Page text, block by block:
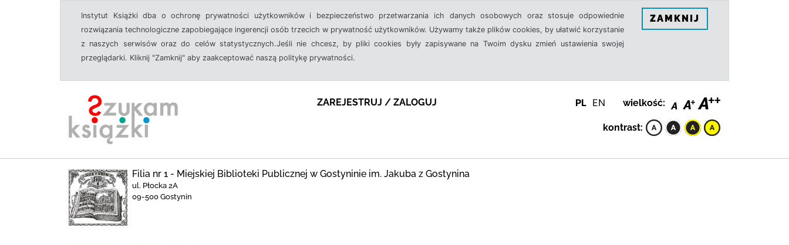
Instytut Książki dba o ochronę prywatności użytkowników i bezpieczeństwo przetwarzania ich danych osobowych oraz stosuje odpowiednie
rozwiązania technologiczne zapobiegające ingerencji osób trzecich w prywatność użytkowników. Używamy także plików cookies, by ułatwić korzystanie
z naszych serwisów oraz do celów statystycznych.Jeśli nie chcesz, by pliki cookies były zapisywane na Twoim dysku zmień ustawienia swojej
przeglądarki. Kliknij "Zamknij" aby zaakceptować naszą politykę prywatności.
ZAMKNIJ
ZAREJESTRUJ / ZALOGUJ PL EN wielkość:
kontrast:
Filia nr 1 - Miejskiej Biblioteki Publicznej w Gostyninie im. Jakuba z Gostynina
ul. Płocka 2A
09-500 Gostynin